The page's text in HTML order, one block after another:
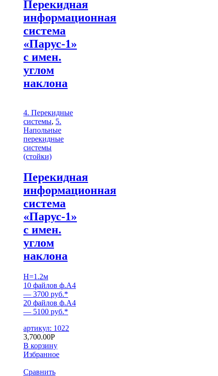
Перекидная
информационная
система
«Парус-1»
с имен.
углом
наклона
4. Перекидные
системы, 5.
Напольные
перекидные
системы
(стойки)
Перекидная
информационная
система
«Парус-1»
с имен.
углом
наклона
H=1.2м
10 файлов ф.А4
— 3700 руб.*
20 файлов ф.А4
— 5100 руб.*
артикул: 1022
3,700.00Р
В корзину
Избранное
Сравнить